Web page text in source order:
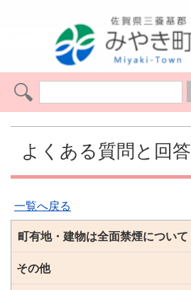
よくある質問と回答
一覧へ戻る
町有地・建物は全面禁煙について
その他